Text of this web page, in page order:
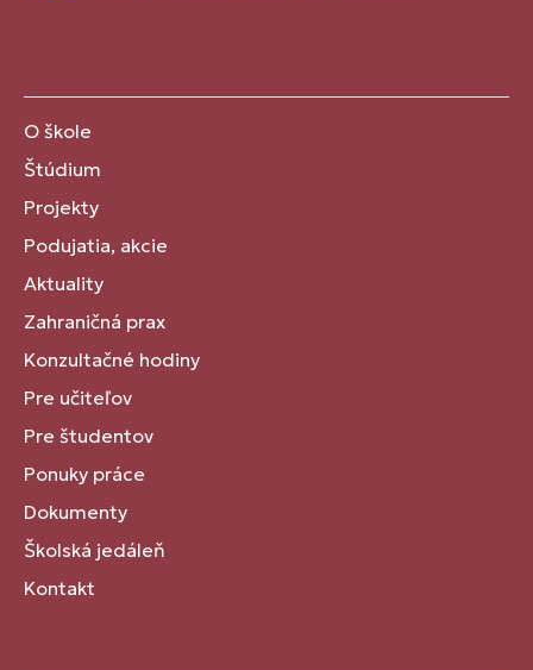
O škole
Štúdium
Projekty
Podujatia, akcie
Aktuality
Zahraničná prax
Konzultačné hodiny
Pre učiteľov
Pre študentov
Ponuky práce
Dokumenty
Školská jedáleň
Kontakt